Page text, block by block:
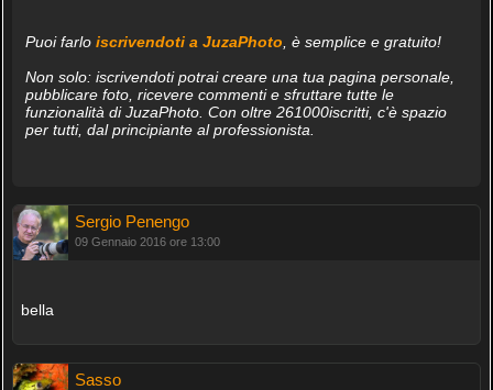
Puoi farlo iscrivendoti a JuzaPhoto , è semplice e gratuito!
Non solo: iscrivendoti potrai creare una tua pagina personale,
pubblicare foto, ricevere commenti e sfruttare tutte le
funzionalità di JuzaPhoto. Con oltre 261000iscritti, c'è spazio
per tutti, dal principiante al professionista.
Sergio Penengo
09 Gennaio 2016 ore 13:00
bella
Sasso